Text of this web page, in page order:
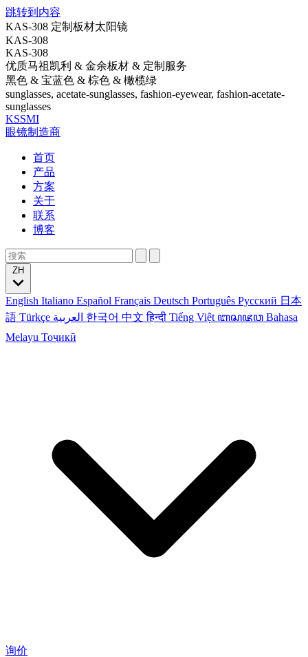
跳转到内容
KAS-308 定制板材太阳镜
KAS-308
KAS-308
优质马祖凯利 & 金余板材 & 定制服务
黑色 & 宝蓝色 & 棕色 & 橄榄绿
sunglasses, acetate-sunglasses, fashion-eyewear, fashion-acetate-
sunglasses
KSSMI
眼镜制造商
首页
产品
方案
关于
联系
博客
English Italiano Español Français Deutsch Português Русский 日本
語 Türkçe 한국어 中文हिन्दी Tiếng Việt ꦧꦱꦗꦮ Bahasa
Melayu Тоҷикӣ
询价